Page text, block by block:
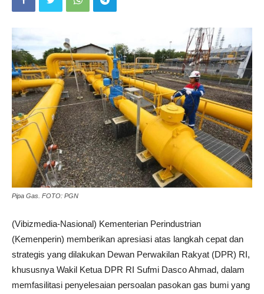
Pipa Gas. FOTO: PGN
(Vibizmedia-Nasional) Kementerian Perindustrian
(Kemenperin) memberikan apresiasi atas langkah cepat dan
strategis yang dilakukan Dewan Perwakilan Rakyat (DPR) RI,
khususnya Wakil Ketua DPR RI Sufmi Dasco Ahmad, dalam
memfasilitasi penyelesaian persoalan pasokan gas bumi yang